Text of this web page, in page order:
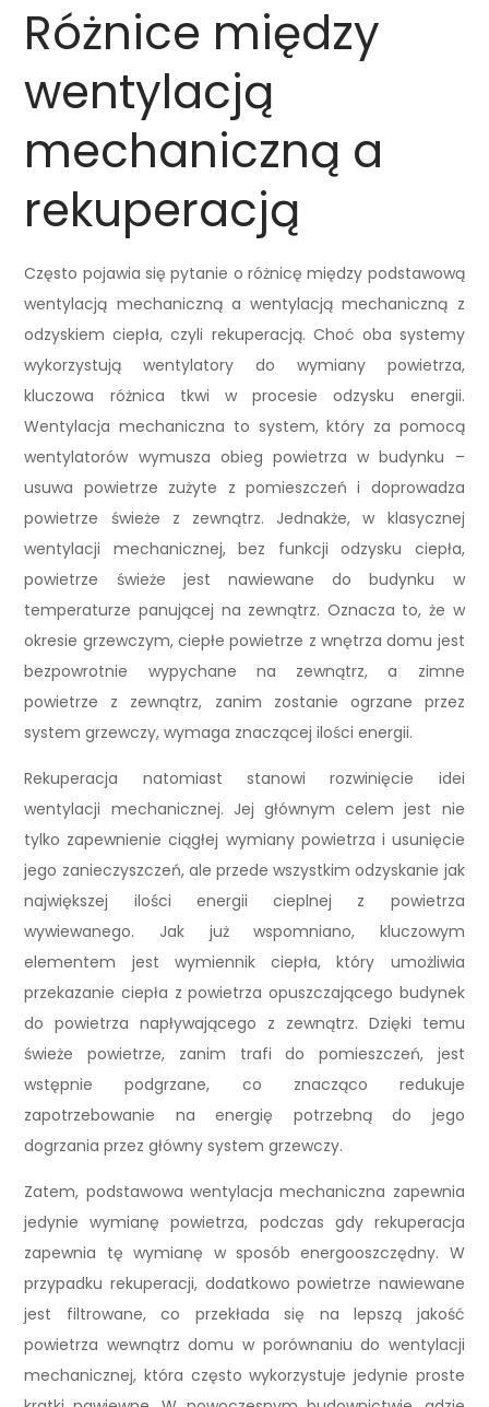
Różnice między
wentylacją
mechaniczną a
rekuperacją
Często pojawia się pytanie o różnicę między podstawową
wentylacją mechaniczną a wentylacją mechaniczną z
odzyskiem ciepła, czyli rekuperacją. Choć oba systemy
wykorzystują wentylatory do wymiany powietrza,
kluczowa różnica tkwi w procesie odzysku energii.
Wentylacja mechaniczna to system, który za pomocą
wentylatorów wymusza obieg powietrza w budynku –
usuwa powietrze zużyte z pomieszczeń i doprowadza
powietrze świeże z zewnątrz. Jednakże, w klasycznej
wentylacji mechanicznej, bez funkcji odzysku ciepła,
powietrze świeże jest nawiewane do budynku w
temperaturze panującej na zewnątrz. Oznacza to, że w
okresie grzewczym, ciepłe powietrze z wnętrza domu jest
bezpowrotnie wypychane na zewnątrz, a zimne
powietrze z zewnątrz, zanim zostanie ogrzane przez
system grzewczy, wymaga znaczącej ilości energii.
Rekuperacja natomiast stanowi rozwinięcie idei
wentylacji mechanicznej. Jej głównym celem jest nie
tylko zapewnienie ciągłej wymiany powietrza i usunięcie
jego zanieczyszczeń, ale przede wszystkim odzyskanie jak
największej ilości energii cieplnej z powietrza
wywiewanego. Jak już wspomniano, kluczowym
elementem jest wymiennik ciepła, który umożliwia
przekazanie ciepła z powietrza opuszczającego budynek
do powietrza napływającego z zewnątrz. Dzięki temu
świeże powietrze, zanim trafi do pomieszczeń, jest
wstępnie podgrzane, co znacząco redukuje
zapotrzebowanie na energię potrzebną do jego
dogrzania przez główny system grzewczy.
Zatem, podstawowa wentylacja mechaniczna zapewnia
jedynie wymianę powietrza, podczas gdy rekuperacja
zapewnia tę wymianę w sposób energooszczędny. W
przypadku rekuperacji, dodatkowo powietrze nawiewane
jest filtrowane, co przekłada się na lepszą jakość
powietrza wewnątrz domu w porównaniu do wentylacji
mechanicznej, która często wykorzystuje jedynie proste